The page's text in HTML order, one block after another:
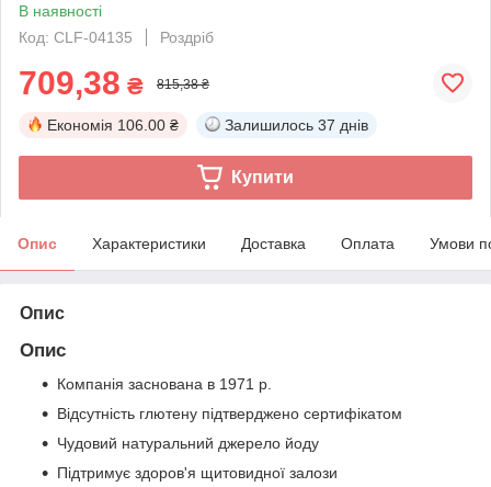
В наявності
Код: CLF-04135
Роздріб
709,38 ₴ 815,38 ₴
Економія 106.00 ₴ Залишилось 37 днів
Купити
Опис Характеристики Доставка Оплата Умови
Опис
Опис
Компанія заснована в 1971 р.
Відсутність глютену підтверджено сертифікатом
Чудовий натуральний джерело йоду
Підтримує здоров'я щитовидної залози